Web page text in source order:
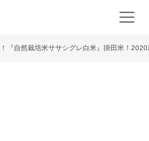
『自然栽培米ササシグレ白米』掛田米！2020